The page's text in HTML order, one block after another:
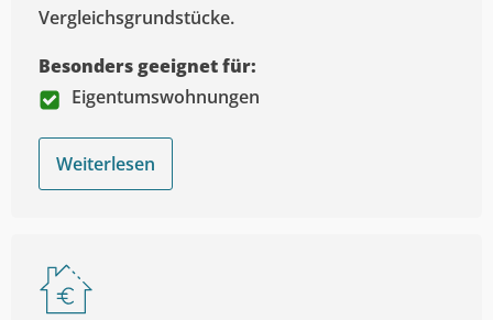
Vergleichsgrundstücke.
Besonders geeignet für:
Eigentumswohnungen
Weiterlesen